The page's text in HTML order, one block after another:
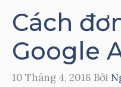
Cách
Google
10 Tháng 4, 2018 Bởi